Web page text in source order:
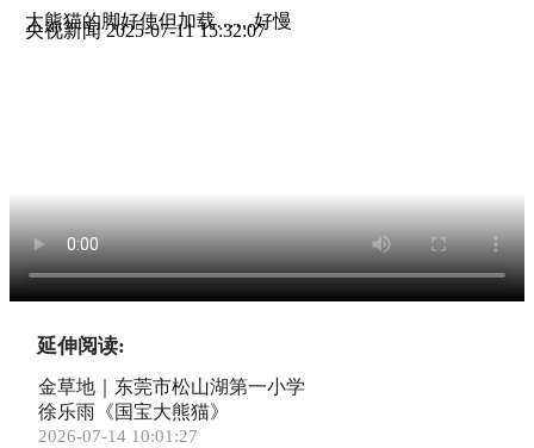
大熊猫的脚好使但加载……好慢
央视新闻 2025-07-11 15:32:07
延伸阅读:
金草地｜东莞市松山湖第一小学
徐乐雨《国宝大熊猫》
2026-07-14 10:01:27